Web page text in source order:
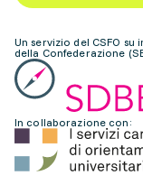
Un servizio del CSFO su
della Confederazione
In collaborazione con: